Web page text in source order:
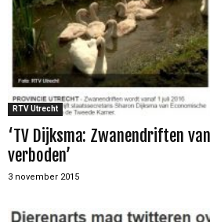
RTV Utrecht
‘TV Dijksma: Zwanendriften
verboden’
3 november 2015